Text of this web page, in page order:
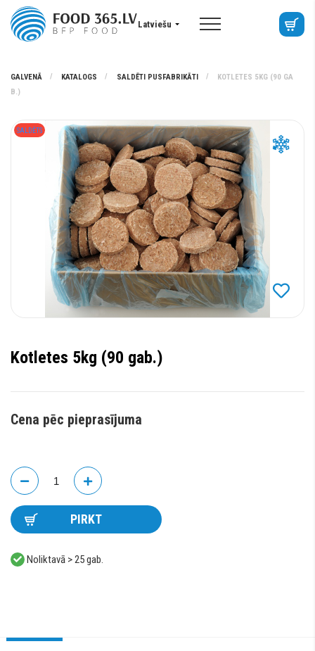
Latviešu
GALVENĀ KATALOGS SALDĒTI PUSFABRIKĀTI
KOTLETES 5KG (90 GA
B.)
SALDĒTS
Kotletes 5kg (90 gab.)
Cena pēc pieprasījuma
PIRKT
Noliktavā > 25 gab.